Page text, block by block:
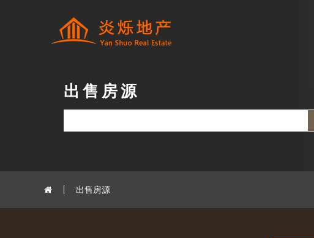
出售房源
出售房源